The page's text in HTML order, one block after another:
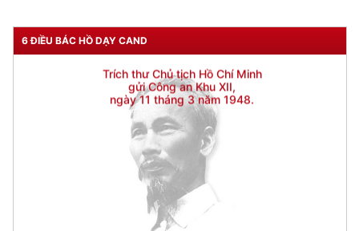
6 ĐIỀU BÁC HỒ DẠY CAND